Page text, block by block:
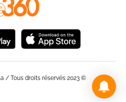
© Web News / le360.ma / Tous droits réservés 2023